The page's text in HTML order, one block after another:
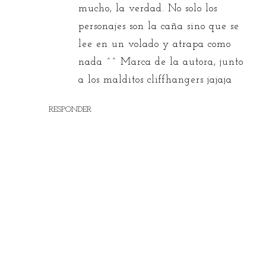
mucho, la verdad. No solo los
personajes son la caña sino que se
lee en un volado y atrapa como
nada ^^ Marca de la autora, junto
a los malditos cliffhangers jajaja
RESPONDER